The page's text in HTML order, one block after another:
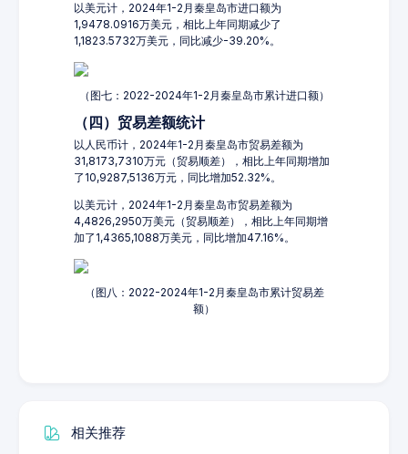
以美元计，2024年1-2月秦皇岛市进口额为
1,9478.0916万美元，相比上年同期减少了
1,1823.5732万美元，同比减少-39.20%。
（图七：2022-2024年1-2月秦皇岛市累计进口额）
（四）贸易差额统计
以人民币计，2024年1-2月秦皇岛市贸易差额为
31,8173,7310万元（贸易顺差），相比上年同期增加
了10,9287,5136万元，同比增加52.32%。
以美元计，2024年1-2月秦皇岛市贸易差额为
4,4826,2950万美元（贸易顺差），相比上年同期增
加了1,4365,1088万美元，同比增加47.16%。
（图八：2022-2024年1-2月秦皇岛市累计贸易差
额）
相关推荐